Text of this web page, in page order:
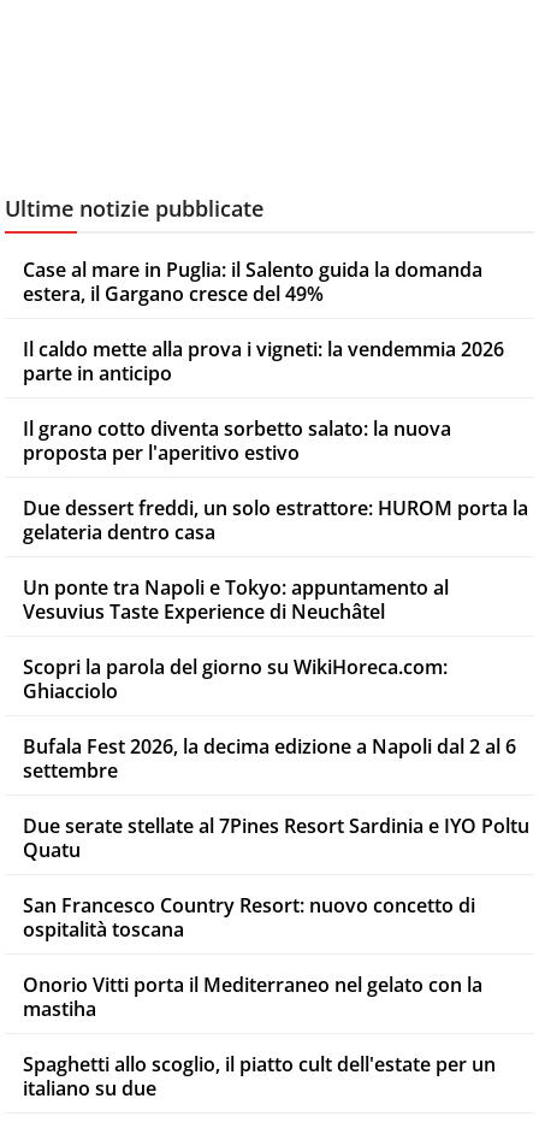
Ultime notizie pubblicate
Case al mare in Puglia: il Salento guida la domanda
estera, il Gargano cresce del 49%
Il caldo mette alla prova i vigneti: la vendemmia 2026
parte in anticipo
Il grano cotto diventa sorbetto salato: la nuova
proposta per l'aperitivo estivo
Due dessert freddi, un solo estrattore: HUROM porta la
gelateria dentro casa
Un ponte tra Napoli e Tokyo: appuntamento al
Vesuvius Taste Experience di Neuchâtel
Scopri la parola del giorno su WikiHoreca.com:
Ghiacciolo
Bufala Fest 2026, la decima edizione a Napoli dal 2 al 6
settembre
Due serate stellate al 7Pines Resort Sardinia e IYO Poltu
Quatu
San Francesco Country Resort: nuovo concetto di
ospitalità toscana
Onorio Vitti porta il Mediterraneo nel gelato con la
mastiha
Spaghetti allo scoglio, il piatto cult dell'estate per un
italiano su due